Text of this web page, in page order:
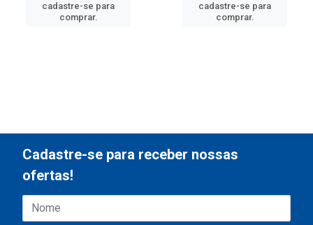
cadastre-se para
comprar.
cadastre-se para
comprar.
Cadastre-se para receber nossas
ofertas!